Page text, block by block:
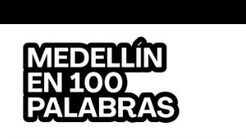
al
contenido